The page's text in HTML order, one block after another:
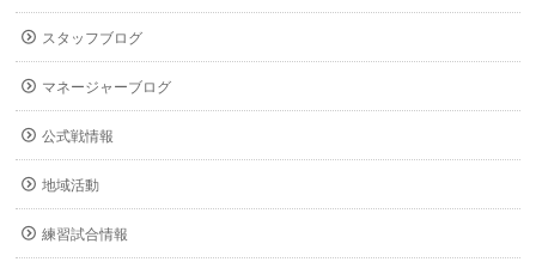
スタッフブログ
マネージャーブログ
公式戦情報
地域活動
練習試合情報